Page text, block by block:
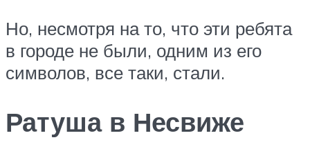
Но, несмотря на то, что эти ребята
в городе не были, одним из его
символов, все таки, стали.
Ратуша в Несвиже